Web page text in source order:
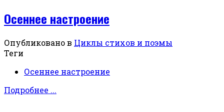
Осеннее настроение
Опубликовано в Циклы стихов и поэмы
Теги
Осеннее настроение
Подробнее ...